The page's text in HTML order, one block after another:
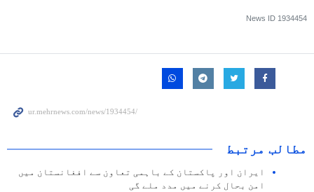
News ID 1934454
مطالب مرتبط
ایران اور پاکستان کے باہمی تعاون سے افغانستان میں
امن بحال کرنے میں مدد ملے گی